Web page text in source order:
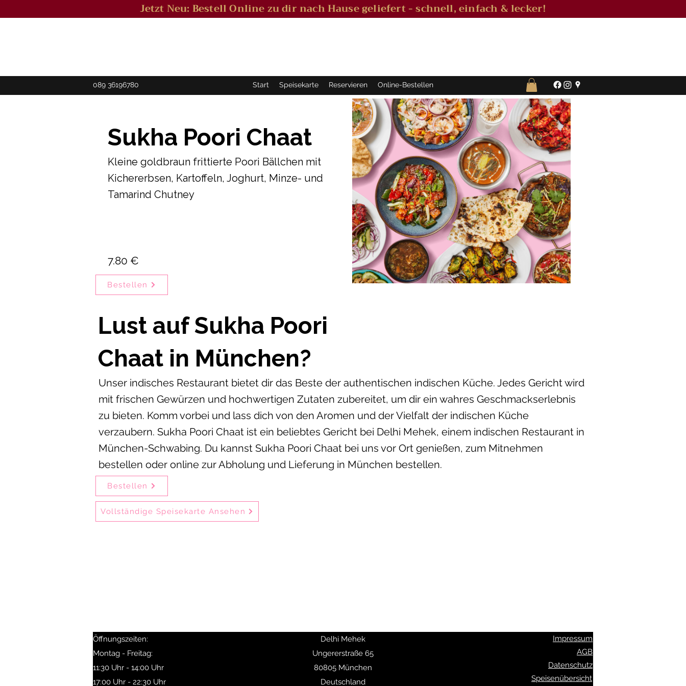
Jetzt Neu: Bestell Online zu dir nach Hause geliefert - schnell, einfach & lecker!
089 36196780 Start Speisekarte Reservieren Online-Bestellen
Sukha Poori Chaat
Kleine goldbraun frittierte Poori Bällchen mit
Kichererbsen, Kartoffeln, Joghurt, Minze- und
Tamarind Chutney
7.80 €
Bestellen
Lust auf Sukha Poori
Chaat in München?
Unser indisches Restaurant bietet dir das Beste der authentischen indischen Küche. Jedes Gericht wird
mit frischen Gewürzen und hochwertigen Zutaten zubereitet, um dir ein wahres Geschmackserlebnis
zu bieten. Komm vorbei und lass dich von den Aromen und der Vielfalt der indischen Küche
verzaubern. Sukha Poori Chaat ist ein beliebtes Gericht bei Delhi Mehek, einem indischen Restaurant in
München-Schwabing. Du kannst Sukha Poori Chaat bei uns vor Ort genießen, zum Mitnehmen
bestellen oder online zur Abholung und Lieferung in München bestellen.
Bestellen
Vollständige Speisekarte Ansehen
Öffnungszeiten:
Montag - Freitag:
11:30 Uhr - 14:00 Uhr
17:00 Uhr - 22:30 Uhr
Delhi Mehek
Ungererstraße 65
80805 München
Deutschland
Impressum
AGB
Datenschutz
Speisenübersicht